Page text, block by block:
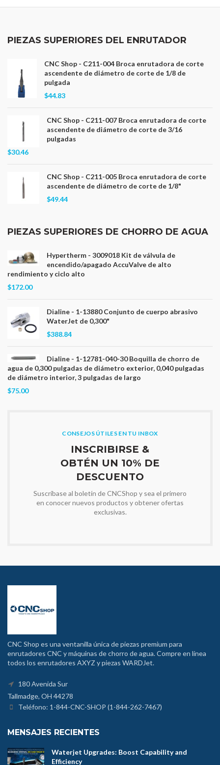
PIEZAS SUPERIORES DEL ENRUTADOR
CNC Shop - C211-004 Broca enrutadora de corte
ascendente de diámetro de corte de 1/8 de
pulgada
$44.83
CNC Shop - C211-007 Broca enrutadora de corte
ascendente de diámetro de corte de 3/16
pulgadas
$30.46
CNC Shop - C211-005 Broca enrutadora de corte
ascendente de diámetro de corte de 1/8"
$49.44
PIEZAS SUPERIORES DE CHORRO DE AGUA
Hypertherm - 3009018 Kit de válvula de
encendido/apagado AccuValve de alto
rendimiento y ciclo alto
$172.00
Dialine - 1-13880 Conjunto de cuerpo abrasivo
WaterJet de 0,300"
$388.84
Dialine - 1-12781-040-30 Boquilla de chorro de
agua de 0,300 pulgadas de diámetro exterior, 0,040 pulgadas
de diámetro interior, 3 pulgadas de largo
$75.00
CONSEJOS ÚTILES EN TU INBOX
INSCRIBIRSE &
OBTÉN UN 10% DE
DESCUENTO
Suscríbase al boletín de CNCShop y sea el primero
en conocer nuevos productos y obtener ofertas
exclusivas.
CNC Shop es una ventanilla única de piezas premium para
enrutadores CNC y máquinas de chorro de agua. Compre en línea
todos los enrutadores AXYZ y piezas WARDJet.
180 Avenida Sur
Tallmadge, OH 44278
Teléfono: 1-844-CNC-SHOP (1-844-262-7467)
MENSAJES RECIENTES
Waterjet Upgrades: Boost Capability and
Efficiency